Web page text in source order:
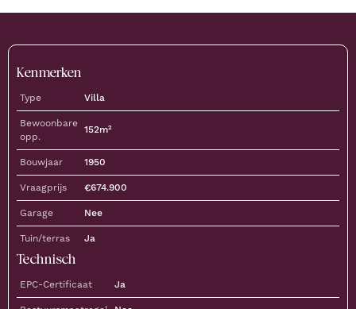
Kenmerken
Type Villa
Bewoonbare
opp.
152m²
Bouwjaar 1950
Vraagprijs €674.900
Garage Nee
Tuin/terras Ja
Technisch
EPC-Certificaat Ja